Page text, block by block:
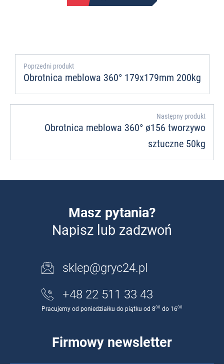
Poprzedni produkt
Obrotnica meblowa 360° 179x179mm 200kg
Następny produkt
Obrotnica meblowa 360° ø156 tworzywo
sztuczne 50kg
Masz pytania?
Napisz lub zadzwoń
sklep@gryc24.pl
+48 22 511 33 43
Pracujemy od poniedziałku do piątku od 800 do 1600
Firmowy newsletter